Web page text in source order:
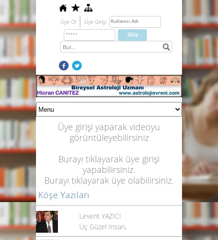
Üye Ol Üye Girişi
Üye girişi yaparak videoyu
görüntüleyebilirsiniz
Burayı tıklayarak üye girişi
yapabilirsiniz.
Burayı tıklayarak üye olabilirsiniz.
Köşe Yazıları
Levent YAZICI
Üç Güzel İnsan,